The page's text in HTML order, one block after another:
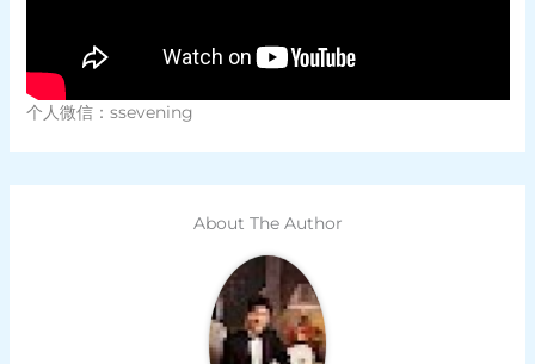
个人微信：ssevening
About The Author